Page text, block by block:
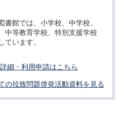
館では、小学校、中学校、
中等教育学校、特別支援学校
ています。
細・利用申請はこちら
の拉致問題啓発活動資料を見る